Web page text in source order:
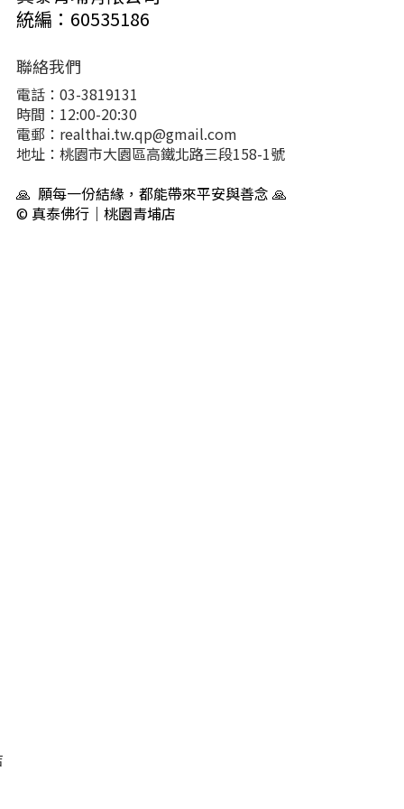
統編：60535186
聯絡我們
電話：03-3819131
時間：12:00-20:30
電郵：realthai.tw.qp@gmail.com
地址：桃園市大園區高鐵北路三段158-1號
🙏 願每一份結緣，都能帶來平安與善念 🙏
© 真泰佛行｜桃園青埔店